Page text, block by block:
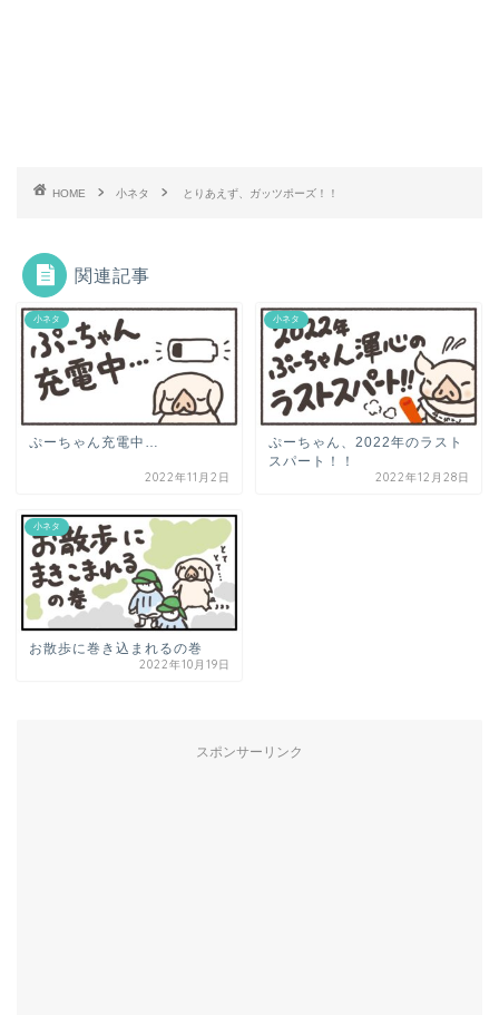
HOME 小ネタ とりあえず、ガッツポーズ！！
関連記事
小ネタ
ぷーちゃん充電中…
2022年11月2日
小ネタ
ぷーちゃん、2022年のラスト
スパート！！
2022年12月28日
小ネタ
お散歩に巻き込まれるの巻
2022年10月19日
スポンサーリンク